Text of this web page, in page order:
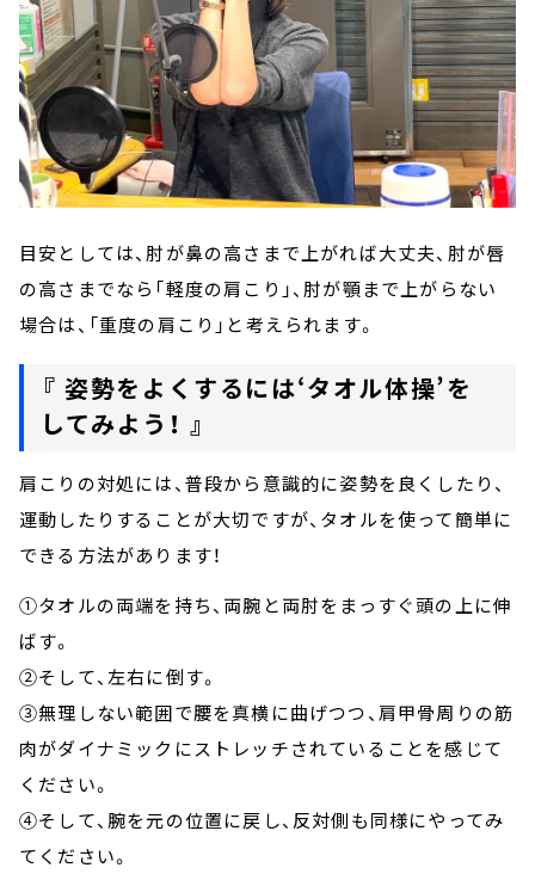
目安としては、肘が鼻の高さまで上がれば大丈夫、肘が唇
の高さまでなら「軽度の肩こり」、肘が顎まで上がらない
場合は、「重度の肩こり」と考えられます。
『 姿勢をよくするには‘タオル体操’を
してみよう！ 』
肩こりの対処には、普段から意識的に姿勢を良くしたり、
運動したりすることが大切ですが、タオルを使って簡単に
できる方法があります！
①タオルの両端を持ち、両腕と両肘をまっすぐ頭の上に伸
ばす。
②そして、左右に倒す。
③無理しない範囲で腰を真横に曲げつつ、肩甲骨周りの筋
肉がダイナミックにストレッチされていることを感じて
ください。
④そして、腕を元の位置に戻し、反対側も同様にやってみ
てください。